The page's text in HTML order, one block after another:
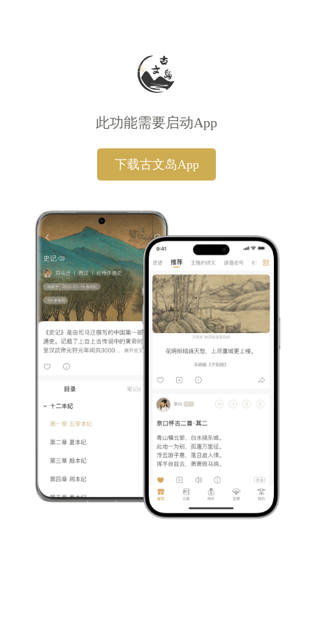
此功能需要启动App
下载古文岛App